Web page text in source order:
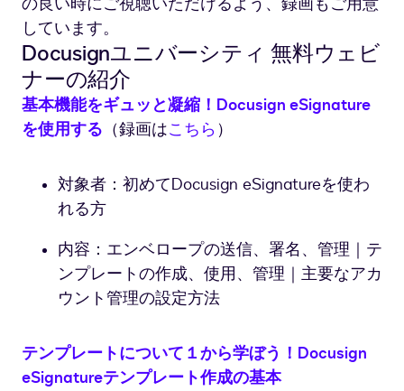
しています。
Docusignユニバーシティ 無料ウェビ
ナーの紹介
基本機能をギュッと凝縮！Docusign eSignature
を使用する （録画はこちら ）
対象者：初めてDocusign eSignatureを使わ
れる方
内容：エンベロープの送信、署名、管理｜テ
ンプレートの作成、使用、管理｜主要なアカ
ウント管理の設定方法
テンプレートについて１から学ぼう！Docusign
eSignatureテンプレート作成の基本